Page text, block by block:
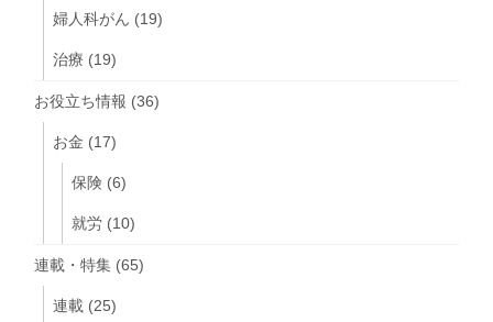
婦人科がん (19)
治療 (19)
お役立ち情報 (36)
お金 (17)
保険 (6)
就労 (10)
連載・特集 (65)
連載 (25)